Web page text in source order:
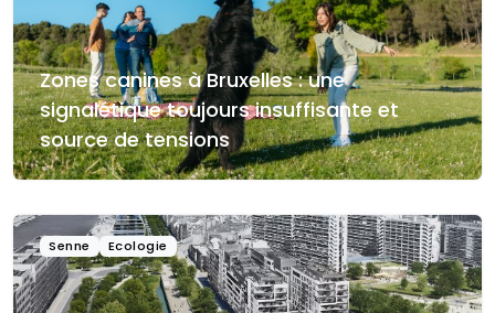
Zones canines à Bruxelles : une
signalétique toujours insuffisante et
source de tensions
Senne Ecologie